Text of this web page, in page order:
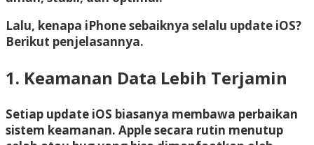
Lalu, kenapa iPhone sebaiknya selalu update iOS?
Berikut penjelasannya.
1. Keamanan Data Lebih Terjamin
Setiap update iOS biasanya membawa perbaikan
sistem keamanan. Apple secara rutin menutup